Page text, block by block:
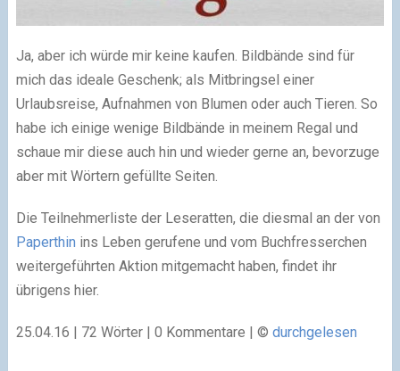
Ja, aber ich würde mir keine kaufen. Bildbände sind für
mich das ideale Geschenk; als Mitbringsel einer
Urlaubsreise, Aufnahmen von Blumen oder auch Tieren. So
habe ich einige wenige Bildbände in meinem Regal und
schaue mir diese auch hin und wieder gerne an, bevorzuge
aber mit Wörtern gefüllte Seiten.
Die Teilnehmerliste der Leseratten, die diesmal an der von
Paperthin ins Leben gerufene und vom Buchfresserchen
weitergeführten Aktion mitgemacht haben, findet ihr
übrigens hier.
25.04.16 | 72 Wörter | 0 Kommentare | © durchgelesen